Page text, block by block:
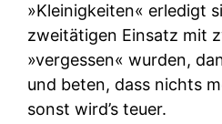
»Kleinigkeiten« erledigt
zweitätigen Einsatz mit
»vergessen« wurden,
und beten, dass nichts
sonst wird’s teuer.